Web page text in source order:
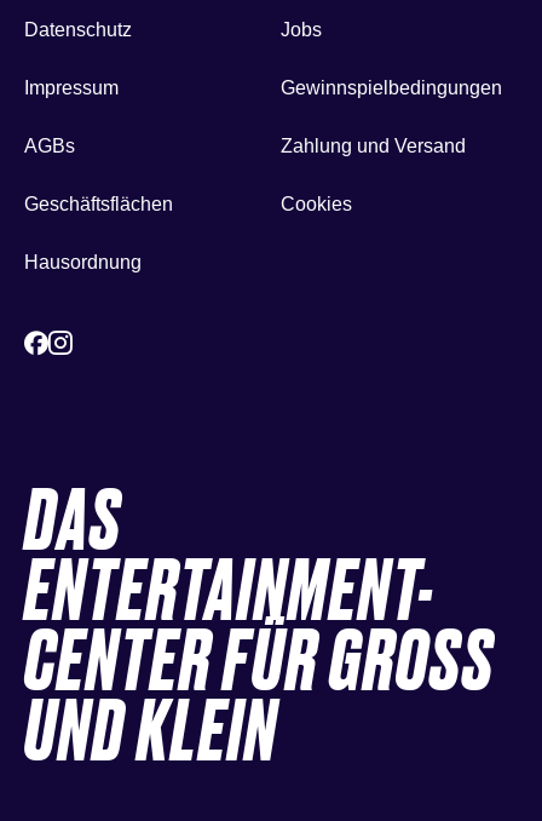
Datenschutz
Impressum
AGBs
Geschäftsflächen
Hausordnung
Jobs
Gewinnspielbedingungen
Zahlung und Versand
Cookies
DAS
ENTERTAINMENT-
CENTER FÜR GROSS
UND KLEIN